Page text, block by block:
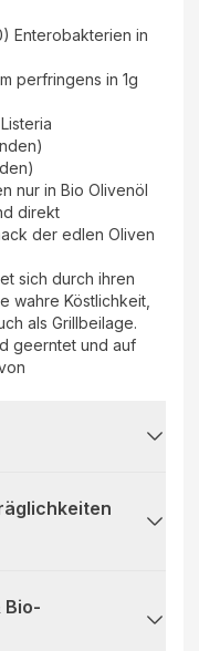
Enterobakterien in
perfringens in 1g
direkt
der edlen Oliven
sich durch ihren
wahre Köstlichkeit,
als Grillbeilage.
geerntet und auf
Bio-